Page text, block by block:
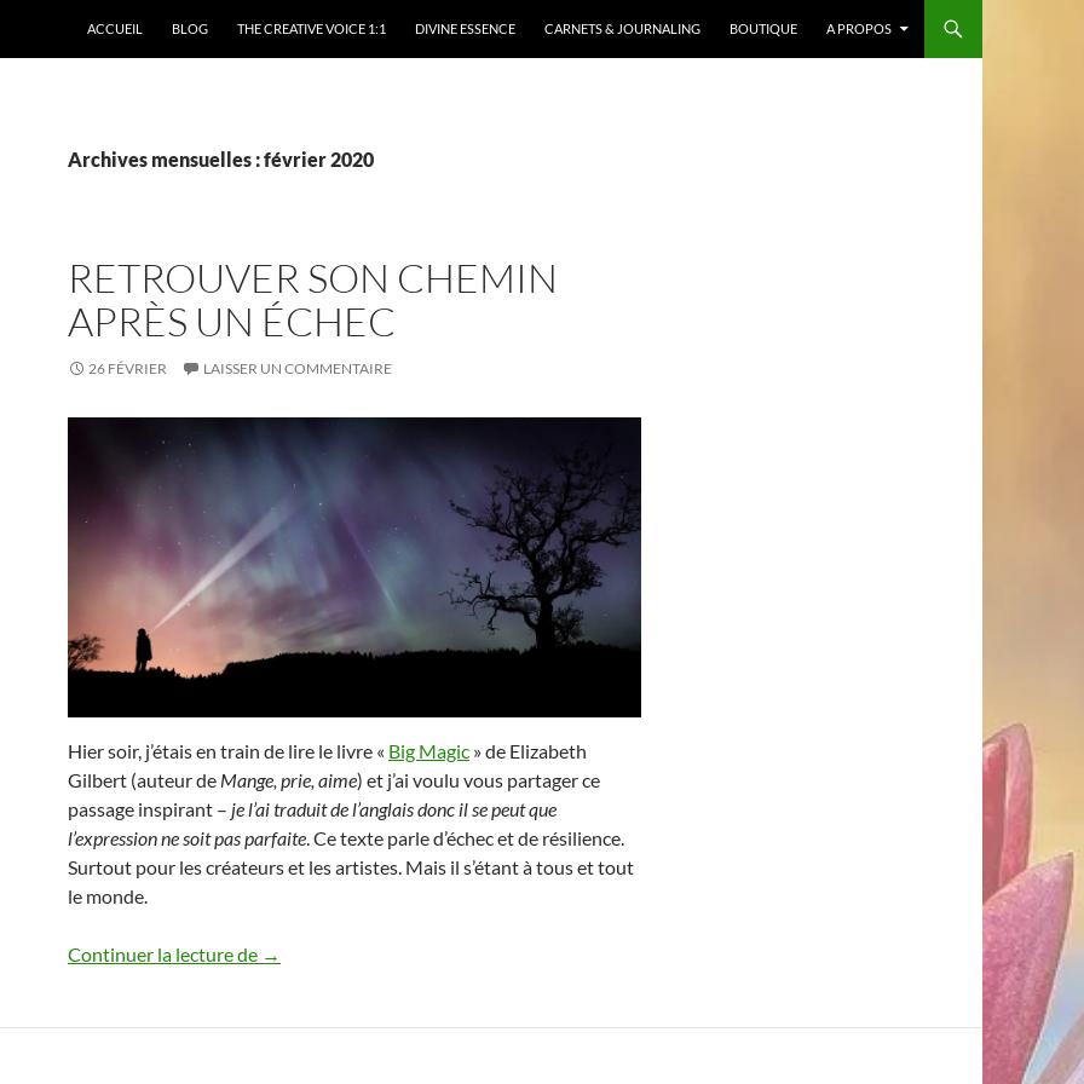
ACCUEIL BLOG THE CREATIVE VOICE 1:1 DIVINE ESSENCE CARNETS & JOURNALING BOUTIQUE A PROPOS
Archives mensuelles : février 2020
RETROUVER SON CHEMIN
APRÈS UN ÉCHEC
26 FÉVRIER LAISSER UN COMMENTAIRE
Hier soir, j’étais en train de lire le livre « Big Magic » de Elizabeth
Gilbert (auteur de Mange, prie, aime) et j’ai voulu vous partager ce
passage inspirant – je l’ai traduit de l’anglais donc il se peut que
l’expression ne soit pas parfaite . Ce texte parle d’échec et de résilience.
Surtout pour les créateurs et les artistes. Mais il s’étant à tous et tout
le monde.
Continuer la lecture de Retrouver son chemin après un échec
→